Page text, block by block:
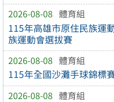
2026-08-08 體育組
115年高雄市原住民族運
族運動會選拔賽
2026-08-08 體育組
115年全國沙灘手球錦標
2026-08-08 體育組